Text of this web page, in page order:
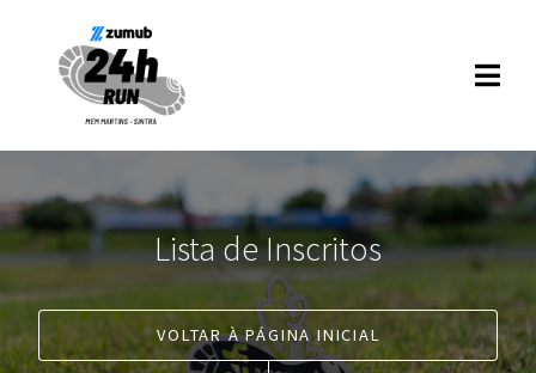
Lista de Inscritos
VOLTAR À PÁGINA INICIAL